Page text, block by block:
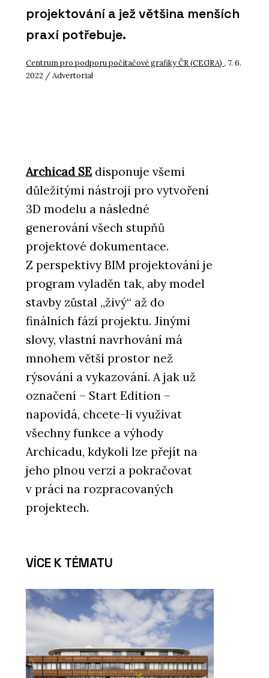
projektování a jež většina menších
praxí potřebuje.
Centrum pro podporu počítačové grafiky ČR (CEGRA) , 7. 6.
2022 / Advertorial
Archicad SE disponuje všemi
důležitými nástroji pro vytvoření
3D modelu a následné
generování všech stupňů
projektové dokumentace.
Z perspektivy BIM projektování je
program vyladěn tak, aby model
stavby zůstal „živý“ až do
finálních fází projektu. Jinými
slovy, vlastní navrhování má
mnohem větší prostor než
rýsování a vykazování. A jak už
označení – Start Edition –
napovídá, chcete-li využívat
všechny funkce a výhody
Archicadu, kdykoli lze přejít na
jeho plnou verzi a pokračovat
v práci na rozpracovaných
projektech.
VÍCE K TÉMATU